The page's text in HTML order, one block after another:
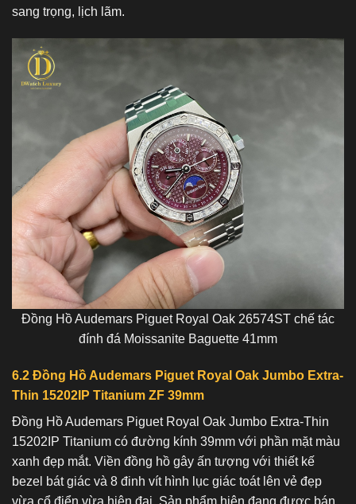
sang trọng, lịch lãm.
Đồng Hồ Audemars Piguet Royal Oak 26574ST chế tác
đính đá Moissanite Baguette 41mm
6.2 Đồng Hồ Audemars Piguet Royal Oak Jumbo Extra-
Thin 15202IP Titanium ZF 39mm
Đồng Hồ Audemars Piguet Royal Oak Jumbo Extra-Thin
15202IP Titanium có đường kính 39mm với phần mặt màu
xanh đẹp mắt. Viền đồng hồ gây ấn tượng với thiết kế
bezel bát giác và 8 đinh vít hình lục giác toát lên vẻ đẹp
vừa cổ điển vừa hiện đại. Sản phẩm hiện đang được bán